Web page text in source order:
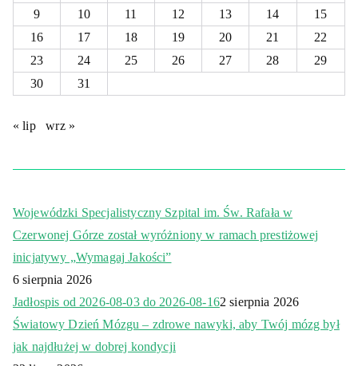
9
10 11 12 13 14
15
16
17 18 19 20 21
22
23
24 25 26 27 28
29
30
31
« lip wrz »
Wojewódzki Specjalistyczny Szpital im. Św. Rafała w
Czerwonej Górze został wyróżniony w ramach prestiżowej
inicjatywy „Wymagaj Jakości”
6 sierpnia 2026
Jadłospis od 2026-08-03 do 2026-08-162 sierpnia 2026
Światowy Dzień Mózgu – zdrowe nawyki, aby Twój mózg był
jak najdłużej w dobrej kondycji